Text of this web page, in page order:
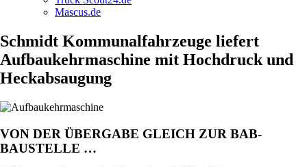
Mascus.de
Schmidt Kommunalfahrzeuge liefert
Aufbaukehrmaschine mit Hochdruck und
Heckabsaugung
VON DER ÜBERGABE GLEICH ZUR BAB-
BAUSTELLE …